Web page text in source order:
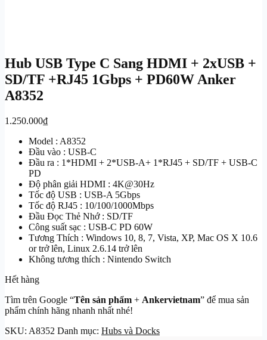
Hub USB Type C Sang HDMI + 2xUSB +
SD/TF +RJ45 1Gbps + PD60W Anker
A8352
1.250.000₫
Model : A8352
Đầu vào : USB-C
Đầu ra : 1*HDMI + 2*USB-A+ 1*RJ45 + SD/TF + USB-C
PD
Độ phân giải HDMI : 4K@30Hz
Tốc độ USB : USB-A 5Gbps
Tốc độ RJ45 : 10/100/1000Mbps
Đầu Đọc Thẻ Nhớ : SD/TF
Công suất sạc : USB-C PD 60W
Tương Thích : Windows 10, 8, 7, Vista, XP, Mac OS X 10.6
or trở lên, Linux 2.6.14 trở lên
Không tương thích : Nintendo Switch
Hết hàng
Tìm trên Google “Tên sản phẩm + Ankervietnam” để mua sản
phẩm chính hãng nhanh nhất nhé!
SKU: A8352 Danh mục: Hubs và Docks